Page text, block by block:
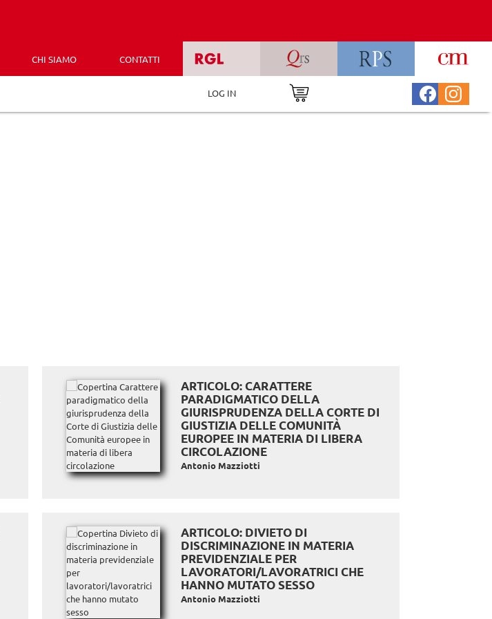
CHI SIAMO CONTATTI
LOG IN
ARTICOLO: CARATTERE
PARADIGMATICO DELLA
GIURISPRUDENZA DELLA CORTE DI
GIUSTIZIA DELLE COMUNITÀ
EUROPEE IN MATERIA DI LIBERA
CIRCOLAZIONE
Antonio Mazziotti
ARTICOLO: DIVIETO DI
DISCRIMINAZIONE IN MATERIA
PREVIDENZIALE PER
LAVORATORI/LAVORATRICI CHE
HANNO MUTATO SESSO
Antonio Mazziotti